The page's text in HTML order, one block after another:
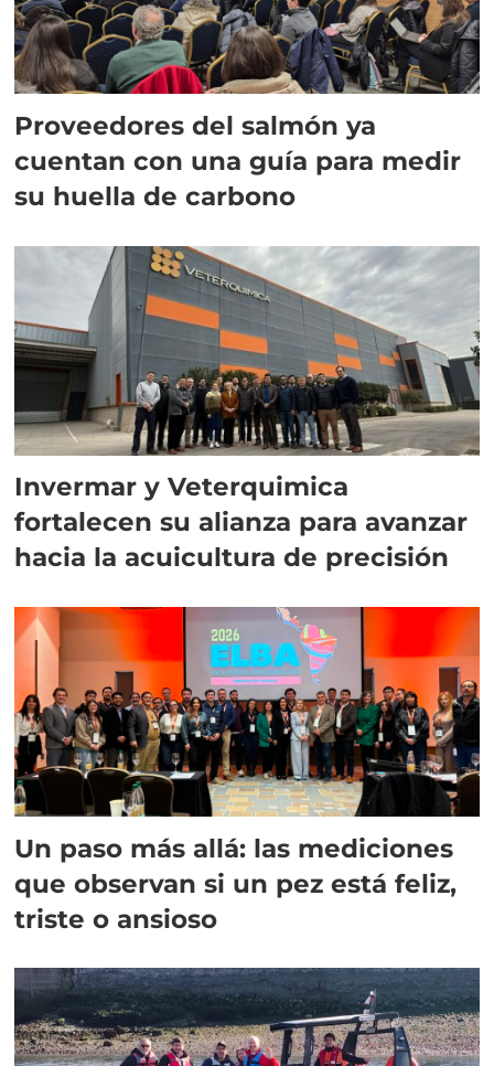
Proveedores del salmón ya
cuentan con una guía para medir
su huella de carbono
Invermar y Veterquimica
fortalecen su alianza para avanzar
hacia la acuicultura de precisión
Un paso más allá: las mediciones
que observan si un pez está feliz,
triste o ansioso